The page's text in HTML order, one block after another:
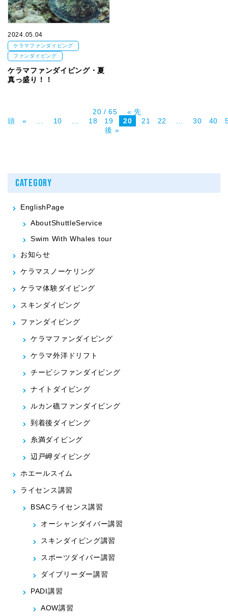
2024.05.04
ケラマファンダイビング
ファンダイビング
ケラマファンダイビング・夏
真っ盛り！！
20 / 65
« 先
頭
« 10 18 19 20 21 22 30 40
後 »
CATEGORY
EnglishPage
AboutShuttleService
Swim With Whales tour
お知らせ
ケラマスノーケリング
ケラマ体験ダイビング
スキンダイビング
ファンダイビング
ケラマファンダイビング
ケラマ外洋ドリフト
チービシファンダイビング
ナイトダイビング
ルカン礁ファンダイビング
到着後ダイビング
糸満ダイビング
辺戸岬ダイビング
ホエールスイム
ライセンス講習
BSACライセンス講習
オーシャンダイバー講習
スキンダイビング講習
スポーツダイバー講習
ダイブリーダー講習
PADI講習
AOW講習